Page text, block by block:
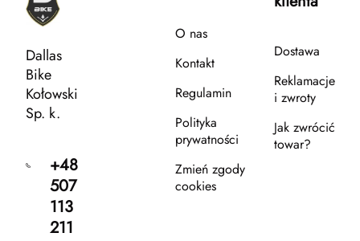
Dallas
Bike
Kołowski
Sp. k.
+48
507
113
211
O nas
Kontakt
Regulamin
Polityka
prywatności
Zmień zgody
cookies
Dostawa
Reklamacje
i zwroty
Jak zwrócić
towar?